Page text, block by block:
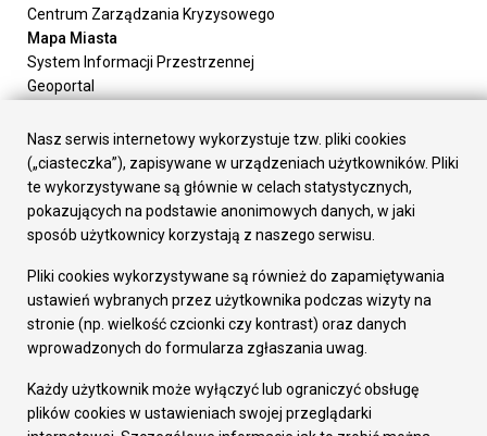
Centrum Zarządzania Kryzysowego
Mapa Miasta
System Informacji Przestrzennej
Geoportal
Załatw sprawę
Prezydent Miasta
Rada Miasta
Wydziały
Elektroniczna Skrzynka Podawcza
Gospodarka
Fundusze europejskie
Środki krajowe
Oferty inwestycyjne
Pozostałe
Deklaracja dostępności
Nasz serwis internetowy wykorzystuje tzw. pliki cookies
(„ciasteczka”), zapisywane w urządzeniach użytkowników. Pliki
te wykorzystywane są głównie w celach statystycznych,
pokazujących na podstawie anonimowych danych, w jaki
sposób użytkownicy korzystają z naszego serwisu.
Pliki cookies wykorzystywane są również do zapamiętywania
ustawień wybranych przez użytkownika podczas wizyty na
stronie (np. wielkość czcionki czy kontrast) oraz danych
wprowadzonych do formularza zgłaszania uwag.
Każdy użytkownik może wyłączyć lub ograniczyć obsługę
plików cookies w ustawieniach swojej przeglądarki